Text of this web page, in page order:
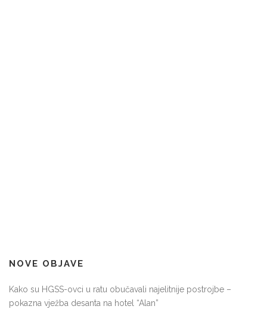
NOVE OBJAVE
Kako su HGSS-ovci u ratu obučavali najelitnije postrojbe –
pokazna vježba desanta na hotel “Alan”